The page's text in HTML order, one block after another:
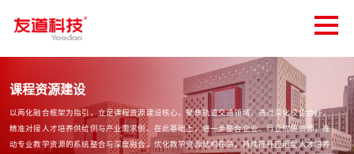
课程资源建设
以两化融合框架为指引，立足课程资源建设核心，聚焦轨道交通领域，通过深化校企合作，
精准对接人才培养供给侧与产业需求侧。在此基础上，进一步整合企业、行业优质资源，推
动专业教学资源的系统整合与深度融合，优化教学资源结构布局，持续提升应用型人才培养